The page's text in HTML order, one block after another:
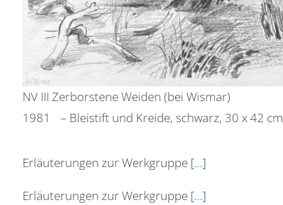
NV III Zerborstene Weiden (bei Wismar)
1981 – Bleistift und Kreide, schwarz, 30 x 42 cm
Erläuterungen zur Werkgruppe […]
Erläuterungen zur Werkgruppe […]